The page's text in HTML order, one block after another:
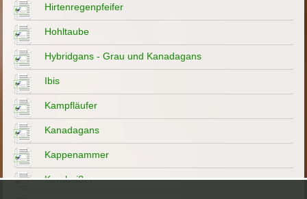
Hirtenregenpfeifer
Hohltaube
Hybridgans - Grau und Kanadagans
Ibis
Kampfläufer
Kanadagans
Kappenammer
Kernbeißer